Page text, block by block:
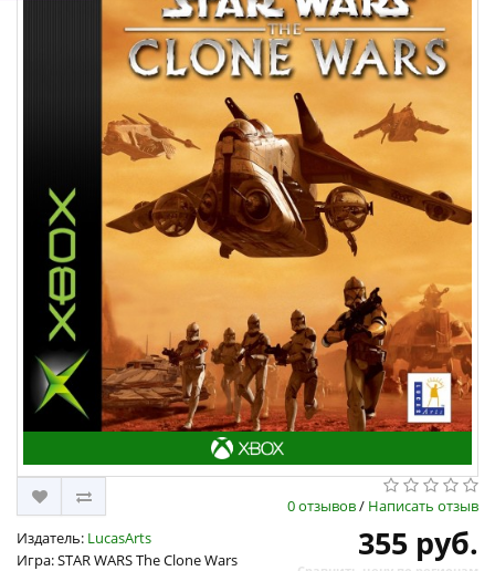
0 отзывов/ Написать отзыв
Издатель: LucasArts
Игра: STAR WARS The Clone Wars
355 руб.